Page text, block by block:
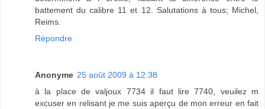
battement du calibre 11 et 12. Salutations à tous; Michel,
Reims.
Répondre
Anonyme 25 août 2009 à 12:38
à la place de valjoux 7734 il faut lire 7740, veuilez m
excuser en relisant je me suis aperçu de mon erreur en fait